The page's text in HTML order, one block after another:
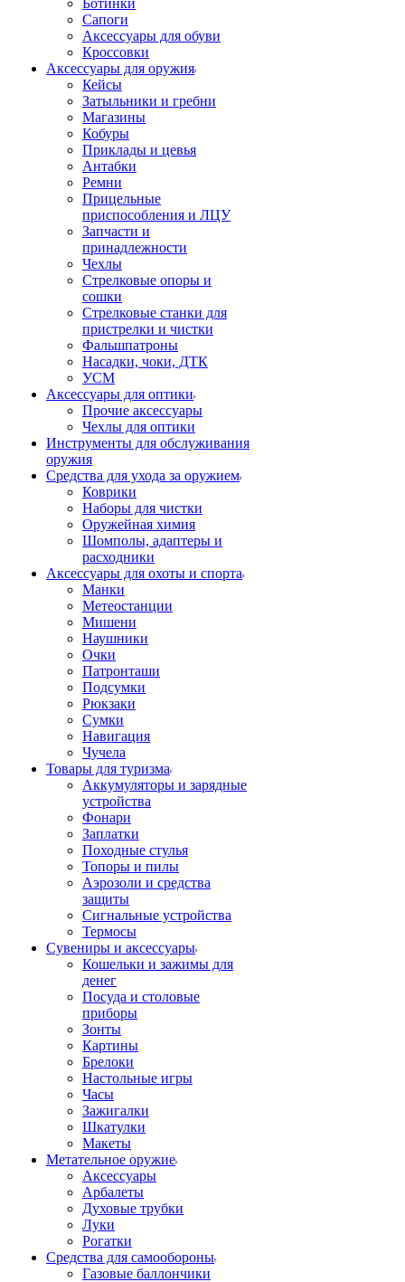
Ботинки
Сапоги
Аксессуары для обуви
Кроссовки
Аксессуары для оружия
Кейсы
Затыльники и гребни
Магазины
Кобуры
Приклады и цевья
Антабки
Ремни
Прицельные
приспособления и ЛЦУ
Запчасти и
принадлежности
Чехлы
Стрелковые опоры и
сошки
Стрелковые станки для
пристрелки и чистки
Фальшпатроны
Насадки, чоки, ДТК
УСМ
Аксессуары для оптики
Прочие аксессуары
Чехлы для оптики
Инструменты для обслуживания
оружия
Средства для ухода за оружием
Коврики
Наборы для чистки
Оружейная химия
Шомполы, адаптеры и
расходники
Аксессуары для охоты и спорта
Манки
Метеостанции
Мишени
Наушники
Очки
Патронташи
Подсумки
Рюкзаки
Сумки
Навигация
Чучела
Товары для туризма
Аккумуляторы и зарядные
устройства
Фонари
Заплатки
Походные стулья
Топоры и пилы
Аэрозоли и средства
защиты
Сигнальные устройства
Термосы
Сувениры и аксессуары
Кошельки и зажимы для
денег
Посуда и столовые
приборы
Зонты
Картины
Брелоки
Настольные игры
Часы
Зажигалки
Шкатулки
Макеты
Метательное оружие
Аксессуары
Арбалеты
Духовые трубки
Луки
Рогатки
Средства для самообороны
Газовые баллончики